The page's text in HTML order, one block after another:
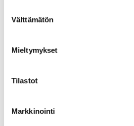
valinta
Välttämätön
Mieltymykset
Tilastot
Markkinointi
Jaa tapahtuma: